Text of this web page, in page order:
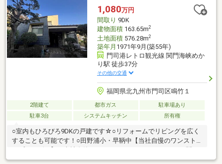
1,080万円
間取り 9DK
建物面積163.65m2
土地面積576.28m2
築年月 1971年9月(築55年)
門司港レトロ観光線 関門海峡めか
り駅 徒歩37分
その他の交通
福岡県北九州市門司区鳴竹１
2階建て 都市ガス
駐車場あり
駐車3台
システムキッチン 所有権
○室内もひろびろ9DKの戸建です☆○リフォームでリビングを広く
することも可能です！○田野浦小・早鞆中【当社自慢のワンスト
るエキスパート！・物件購入+リフォーム費用もまとめてお見積